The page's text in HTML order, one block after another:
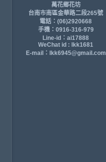
萬花鄉花坊
台南市南區金華路二段265號
電話：(06)2920668
手機：0916-316-979
Line-id：ai17888
WeChat id : lkk1681
E-mail：lkk6945@gmail.com